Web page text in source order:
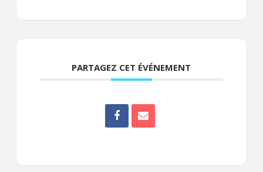
PARTAGEZ CET ÉVÉNEMENT